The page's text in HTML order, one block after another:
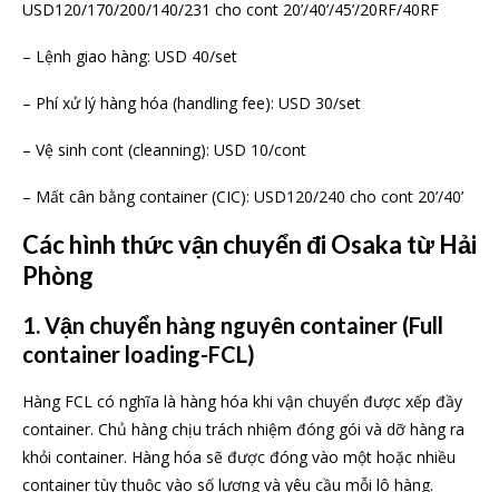
USD120/170/200/140/231 cho cont 20’/40’/45’/20RF/40RF
– Lệnh giao hàng: USD 40/set
– Phí xử lý hàng hóa (handling fee): USD 30/set
– Vệ sinh cont (cleanning): USD 10/cont
– Mất cân bằng container (CIC): USD120/240 cho cont 20’/40’
Các hình thức vận chuyển đi Osaka từ Hải
Phòng
1. Vận chuyển hàng nguyên container (Full
container loading-FCL)
Hàng FCL có nghĩa là hàng hóa khi vận chuyển được xếp đầy
container. Chủ hàng chịu trách nhiệm đóng gói và dỡ hàng ra
khỏi container. Hàng hóa sẽ được đóng vào một hoặc nhiều
container tùy thuộc vào số lượng và yêu cầu mỗi lô hàng.